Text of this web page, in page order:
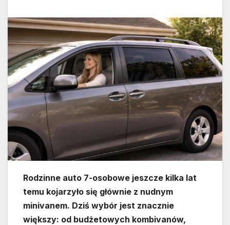
Rodzinne auto 7-osobowe jeszcze kilka lat
temu kojarzyło się głównie z nudnym
minivanem. Dziś wybór jest znacznie
większy: od budżetowych kombivanów,